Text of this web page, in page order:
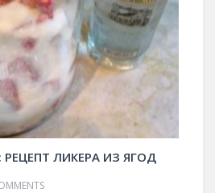
ЛИКЕРА ИЗ ЯГОД